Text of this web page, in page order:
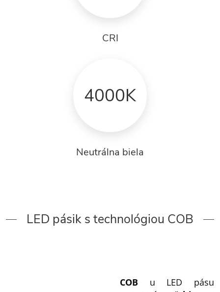
CRI
4000K
Neutrálna biela
LED pásik s technológiou COB
COB u LED pásu